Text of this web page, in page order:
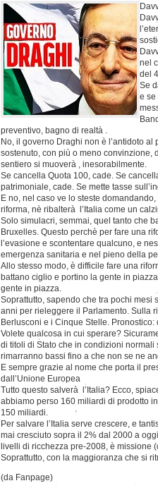
nel
del
Se
e se
preventivo, bagno di realtà .
No, il governo Draghi non è l’antidoto
sostenuto, con più o meno convinzione,
sentiero si muoverà , inesorabilmente.
Se cancella Quota 100, cade. Se
patrimoniale, cade. Se mette tasse
E no, nel caso ve lo steste
riforma, nè ribalterà l’Italia come un
Solo simulacri, semmai, quel tanto che
Bruxelles. Questo perchè per fare una
l’evasione e scontentare qualcuno, e
emergenza sanitaria e nel pieno della
Allo stesso modo, è difficile fare una
battano ciglio e portino la gente in
gente in piazza.
Soprattutto, sapendo che tra pochi mesi
anni per rieleggere il Parlamento. Sulla
Berlusconi e i Cinque Stelle.
Volete qualcosa in cui sperare?
di titoli di Stato che in condizioni
rimarranno bassi fino a che non se ne
E sempre grazie al nome che porta il
dall’Unione Europea
Tutto questo salverà l’Italia? Ecco,
abbiamo perso 160 miliardi di prodotto
150 miliardi.
Per salvare l’Italia serve crescere, e
mai cresciuto sopra il 2% dal 2000 a
livelli di ricchezza pre-2008, è missione
Soprattutto, con la maggioranza che si
(da Fanpage)